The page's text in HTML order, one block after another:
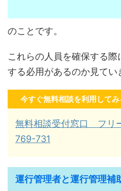
のことです。
これらの人員を確保する
する必用があるのか見てい
今すぐ無料相談を利用してみ
無料相談受付窓口 フリ
769-731
運行管理者と運行管理補